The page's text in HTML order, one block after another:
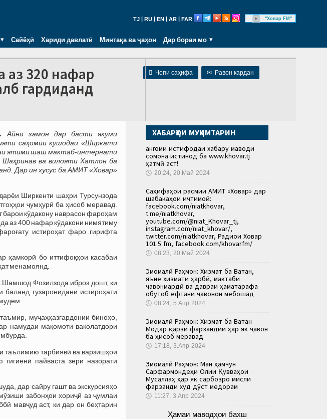
TJ RU EN AR FAR "Ховар FM"
Сайёҳӣ Хариди давлатӣ Минтақа ва ҷаҳон Дар бораи мо
 Чопи саҳифа ✉ Равон кардан
аз 320 нафар
гардиданд
Айни замон дар басти якуми
саҳомии кушодаи «Ширкати
ятими шаш мактаб-интернати
Шаҳринав ва вилояти Хатлон ба
Дар ин хусус ба АМИТ «Ховар»
Ширкенти шаҳри Турсунзода
ҷумҳурӣ ба ҳисоб меравад.
барои кӯдакону наврасон фароҳам
аз 400 нафар кӯдакони нимятиму
истироҳат фаро гирифта
ҳамкорӣ бо иттифоқҳои касабаи
менамоянд.
Фозилзода иброз дошт, ки
гузаронидани истироҳати
муҷаҳҳазгардонии биноҳо,
намудаи мақомоти ваколатдори
таълимию тарбиявӣ ва варзишҳои
пайваста зери назорати
дар сайру гашт ва экскурсияҳо
забонҳои хориҷӣ аз ҷумлаи
мавҷуд аст, ки дар он беҳтарин
ХАБАРҲОИ МУҲИМТАРИН
Ҳангоми истифодаи хабару маводи
сомона истинод ба www.khovar.tj
ҳатмӣ аст!
🕔 20:24, 20.Май 2024
Саҳифаҳои расмии АМИТ «Ховар» дар
шабакаҳои иҷтимоӣ:
facebook.com/niatkhovar,
t.me/niatkhovar,
youtube.com/@niat_Khovar_tj,
instagram.com/niat_khovar/,
twitter.com/niatkhovar, Радиои Ховар
101.5 fm, facebook.com/khovarfm/
🕔 08:23, 20.Май 2024
Эмомалӣ Раҳмон: Хизмат ба Ватан,
яъне хизмати ҳарбӣ, мактаби
ҷавонмардӣ ва давраи ҳаматарафа
обутоб ёфтани ҷавонон мебошад
🕔 08:24, 5.Апр 2024
Эмомалӣ Раҳмон: Хизмат ба Ватан –
Модар қарзи фарзандии ҳар як ҷавон
ба ҳисоб меравад
🕔 17:18, 3.Апр 2024
Эмомалӣ Раҳмон: Ман ҳамчун
Сарфармондеҳи Олии Қувваҳои
Мусаллаҳ ҳар як сарбозро мисли
фарзанди худ дӯст медорам
🕔 11:27, 3.Апр 2024
Ҳамаи маводҳои бахш